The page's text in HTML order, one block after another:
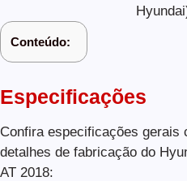
Conteúdo:
Especificações
Confira especificações gerais
detalhes de fabricação do
AT 2018: